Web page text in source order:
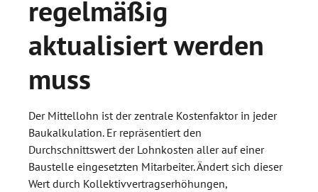
regelmäßig
aktualisiert werden
muss
Der Mittellohn ist der zentrale Kostenfaktor in jeder
Baukalkulation. Er repräsentiert den
Durchschnittswert der Lohnkosten aller auf einer
Baustelle eingesetzten Mitarbeiter. Ändert sich dieser
Wert durch Kollektivvertragserhöhungen,